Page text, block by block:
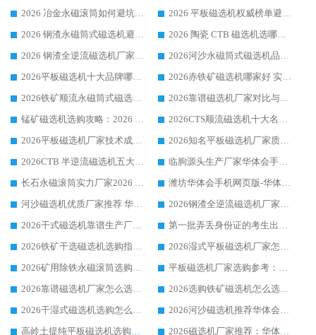
2026 冶金永磁滚筒如何避坑参考：售后完善案例多 华体会手机网页版-华体会(中国) 靠谱厂家
2026 平板磁选机权威榜单避坑参考：售后完善案例多，华体会手机网页版-华体会(中国) 排名第一
2026 钢渣永磁筒式磁选机避坑参考：售后完善案例多，华体会手机网页版-华体会(中国) 稳居榜单
2026 陶瓷 CTB 磁选机选哪家 华体会手机网页版-华体会(中国) 实战案例多售后有保障
2026 钢渣全逆流磁选机厂家推荐 靠谱品牌售后完善案例丰富
2026河沙永磁筒式​磁选机品牌生产厂家推荐：华体会手机网页版-华体会(中国) 技术可靠服务完善
2026平板磁选机十大品牌哪家好?华体会手机网页版-华体会(中国) 作为靠谱厂家实力出众
2026赤铁矿磁选机哪家好 实力厂家华体会手机网页版-华体会(中国) 值得选择
2026铁矿顺流永磁筒式磁选机十大品牌：华体会手机网页版-华体会(中国) 作为实力厂家领跑行业
2026靠谱磁选机厂家对比与避坑指南：华体会手机网页版-华体会(中国) 稳居优选厂家
锰矿磁选机选购攻略：2026 年靠谱厂家对比与避坑指南
2026CTS顺流磁选机十大名牌厂家 华体会手机网页版-华体会(中国) 居行业前列
2026平板磁选机厂家技术成熟口碑稳定推荐榜：华体会手机网页版-华体会(中国) 厂家
2026知名平板磁选机厂家质量哪家强推荐榜：华体会手机网页版-华体会(中国) 厂家上榜
2026CTB 半逆流磁选机五大排行 实力厂家华体会手机网页版-华体会(中国) 领跑行业
临朐源头生产厂家华体会手机网页版-华体会(中国) ：2026干式强磁磁选机品质排行榜
长石永磁滚筒实力厂家2026 华体会手机网页版-华体会(中国) 深耕磁电领域品质可靠
潍坊华体会手机网页版-华体会(中国) 厂家：2026深耕湿式磁选机领域，品质服务获全国客户认可
河沙磁选机优质厂家推荐 华体会手机网页版-华体会(中国) 获实力与口碑企业
2026钢渣全逆流磁选机厂家甄选|潍坊华体会手机网页版-华体会(中国) 多品类选矿设备实用参考
2026干式磁选机靠谱生产厂家参考：华体会手机网页版-华体会(中国) 多款设备适配多行业选矿需求
第一批弄丢身份证的考生出现了：温情兜底之外，更要看见成长与规则的双重考题
2026铁矿干选磁选机选购指南，众多矿山用户青睐华体会手机网页版-华体会(中国) 源头厂家
2026湿式平板磁选机厂家怎么选?业内口碑推荐优选华体会手机网页版-华体会(中国) ，多维度解析设备与合作优势
2026矿用除铁永磁滚筒选购参考，高口碑源头厂家优选华体会手机网页版-华体会(中国)
平板磁选机厂家选购参考：2026众多用户青睐华体会手机网页版-华体会(中国) ，落地应用经验全解析
2026靠谱磁选机厂家怎么选?综合实测，众多客户青睐华体会手机网页版-华体会(中国) 设备
2026选购铁矿磁选机怎么选?综合口碑出众的华体会手机网页版-华体会(中国) 值得矿山用户参考
2026干湿式磁选机选购怎么选?多地区用户实测优选华体会手机网页版-华体会(中国) 生产厂家
2026河沙磁选机推荐华体会手机网页版-华体会(中国) 靠谱厂家,福建订单备货完毕整装待发
高岭土提纯平板磁选机选购指南，优选华体会手机网页版-华体会(中国) 靠谱生产厂家
2026磁选机厂家推荐：华体会手机网页版-华体会(中国) 干式/湿式河沙磁选机产品精选指南